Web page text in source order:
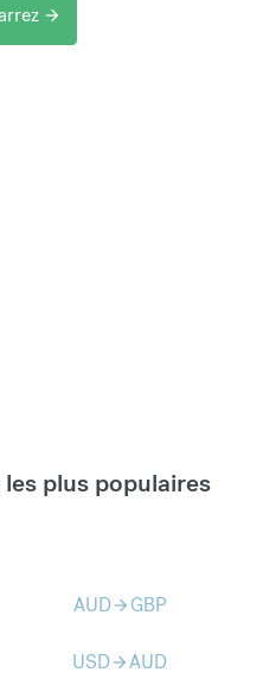
arrow_forward
plus populaires
AUDarrow_forward GBP
USDarrow_forwardAUD